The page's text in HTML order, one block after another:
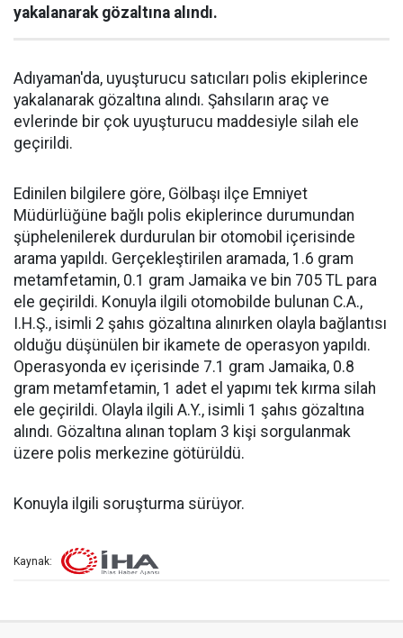
yakalanarak gözaltına alındı.
Adıyaman'da, uyuşturucu satıcıları polis ekiplerince
yakalanarak gözaltına alındı. Şahsıların araç ve
evlerinde bir çok uyuşturucu maddesiyle silah ele
geçirildi.
Edinilen bilgilere göre, Gölbaşı ilçe Emniyet
Müdürlüğüne bağlı polis ekiplerince durumundan
şüphelenilerek durdurulan bir otomobil içerisinde
arama yapıldı. Gerçekleştirilen aramada, 1.6 gram
metamfetamin, 0.1 gram Jamaika ve bin 705 TL para
ele geçirildi. Konuyla ilgili otomobilde bulunan C.A.,
I.H.Ş., isimli 2 şahıs gözaltına alınırken olayla bağlantısı
olduğu düşünülen bir ikamete de operasyon yapıldı.
Operasyonda ev içerisinde 7.1 gram Jamaika, 0.8
gram metamfetamin, 1 adet el yapımı tek kırma silah
ele geçirildi. Olayla ilgili A.Y., isimli 1 şahıs gözaltına
alındı. Gözaltına alınan toplam 3 kişi sorgulanmak
üzere polis merkezine götürüldü.
Konuyla ilgili soruşturma sürüyor.
Kaynak: